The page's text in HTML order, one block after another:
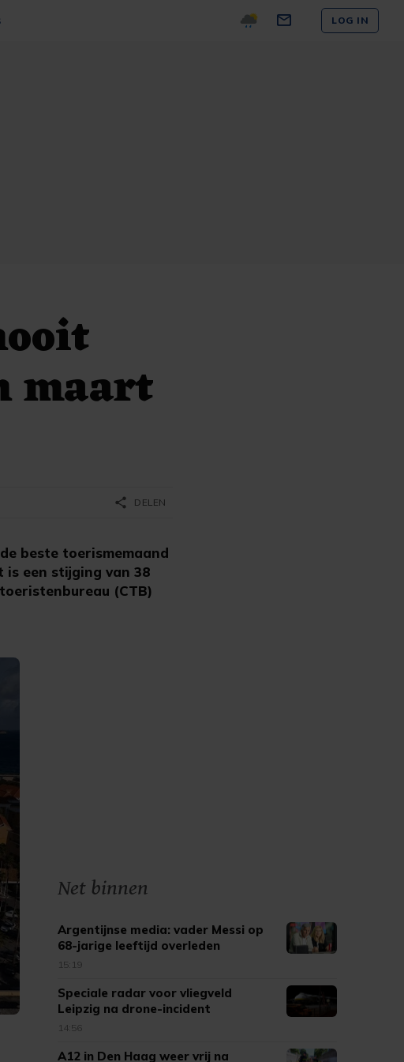
LOG IN
maart
beste toerismemaand
is een stijging van 38
(CTB)
share DELEN
Net binnen
Argentijnse media: vader Messi op
68-jarige leeftijd overleden
15:19
Speciale radar voor vliegveld
Leipzig na drone-incident
14:56
A12 in Den Haag weer vrij na